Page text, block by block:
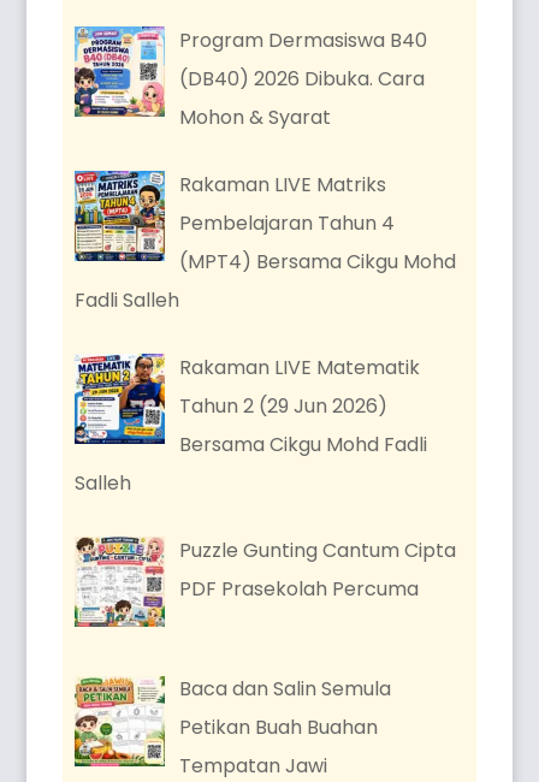
Program Dermasiswa B40
(DB40) 2026 Dibuka. Cara
Mohon & Syarat
Rakaman LIVE Matriks
Pembelajaran Tahun 4
(MPT4) Bersama Cikgu Mohd
Fadli Salleh
Rakaman LIVE Matematik
Tahun 2 (29 Jun 2026)
Bersama Cikgu Mohd Fadli
Salleh
Puzzle Gunting Cantum Cipta
PDF Prasekolah Percuma
Baca dan Salin Semula
Petikan Buah Buahan
Tempatan Jawi